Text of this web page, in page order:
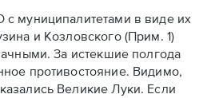
муниципалитетами в виде их
и Козловского (Прим. 1)
За истекшие полгода
противостояние. Видимо,
Великие Луки. Если